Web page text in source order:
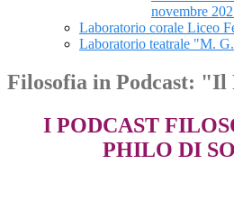
novembre
Laboratorio corale Liceo
Laboratorio teatrale "M.
Filosofia in Podcast: "Il
I PODCAST
PHILO DI